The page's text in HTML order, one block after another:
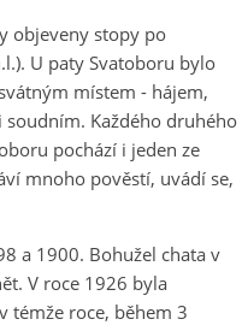
objeveny stopy po
U paty Svatoboru bylo
místem - hájem,
Každého druhého
pochází i jeden ze
mnoho pověstí, uvádí se,
a 1900. Bohužel chata v
V roce 1926 byla
témže roce, během 3